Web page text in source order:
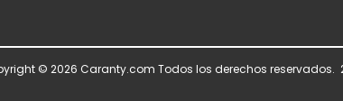
© 2026 Caranty.com Todos los derechos reservados.